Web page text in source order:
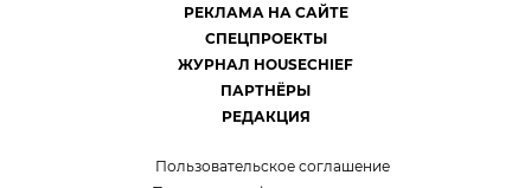
РЕКЛАМА НА САЙТЕ
СПЕЦПРОЕКТЫ
ЖУРНАЛ HOUSECHIEF
ПАРТНЁРЫ
РЕДАКЦИЯ
Пользовательское соглашение